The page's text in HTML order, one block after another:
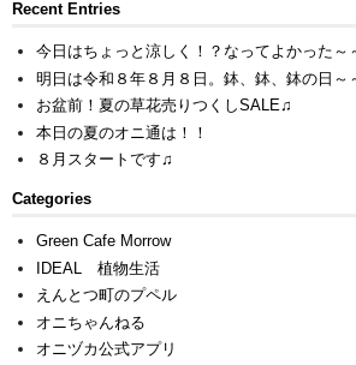
Recent Entries
今日はちょっと涼しく！？なってよかった～
明日は令和８年８月８日。鉢、鉢、鉢の日～
お盆前！夏の草花売りつくしSALE♫
本日の夏のオニ通は！！
８月スタートです♫
Categories
Green Cafe Morrow
IDEAL 植物生活
えんとつ町のプペル
オニちゃんねる
オニヅカ公式アプリ